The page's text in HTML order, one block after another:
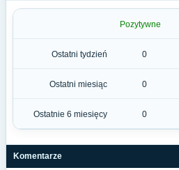
Pozytywne
Ostatni tydzień 0
Ostatni miesiąc 0
Ostatnie 6 miesięcy 0
Komentarze